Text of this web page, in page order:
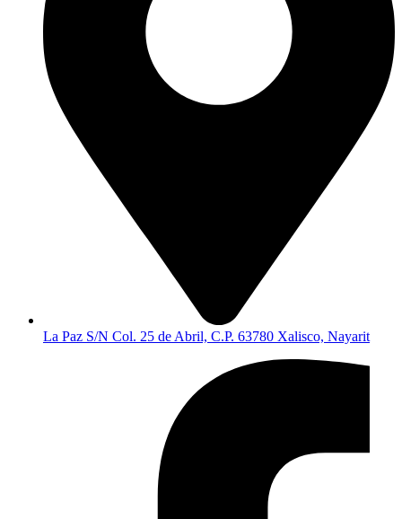
La Paz S/N Col. 25 de Abril, C.P. 63780 Xalisco, Nayarit